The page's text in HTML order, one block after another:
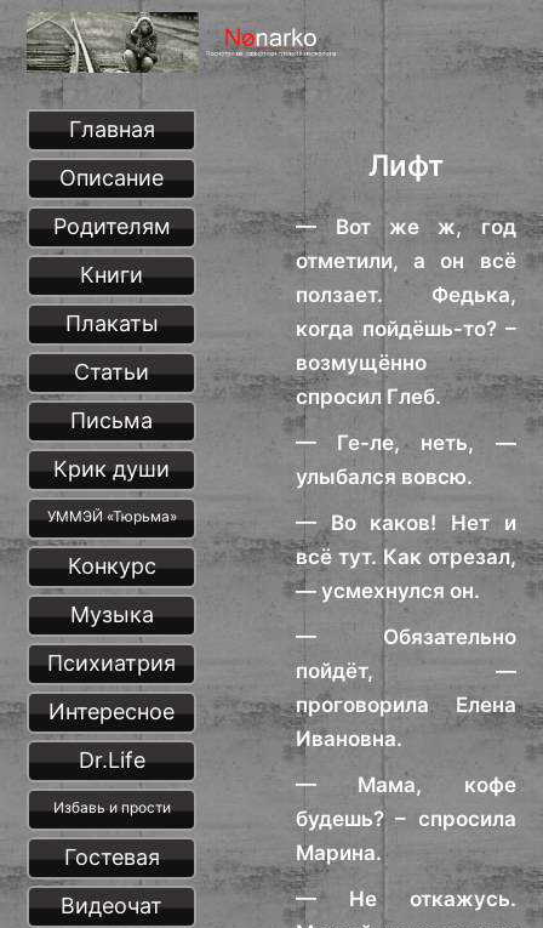
Лифт
— Вот же ж, год
отметили, а он всё
ползает. Федька,
когда пойдёшь-то? –
возмущённо
спросил Глеб.
— Ге-ле, неть, —
улыбался вовсю.
— Во каков! Нет и
всё тут. Как отрезал,
— усмехнулся он.
— Обязательно
пойдёт, —
проговорила Елена
Ивановна.
— Мама, кофе
будешь? – спросила
Марина.
— Не откажусь.
Главная
Описание
Родителям
Книги
Плакаты
Статьи
Письма
Крик души
УММЭЙ «Тюрьма»
Конкурс
Музыка
Психиатрия
Интересное
Dr.Life
Избавь и прости
Гостевая
Видеочат